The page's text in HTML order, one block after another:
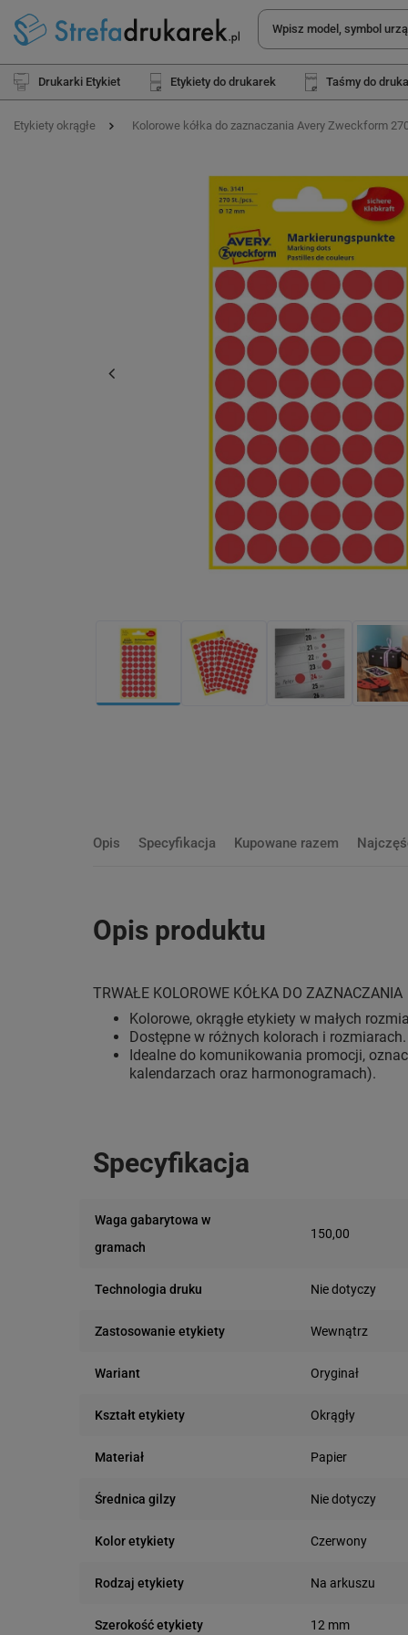
Drukarki Etykiet Etykiety do drukarek Taśmy do
Etykiety okrągłe Kolorowe kółka do zaznaczania Avery Zweckform
Opis Specyfikacja Kupowane razem
Opis produktu
TRWAŁE KOLOROWE KÓŁKA DO ZAZNACZANIA
Kolorowe, okrągłe etykiety w małych
Dostępne w różnych kolorach i rozmiarach.
Idealne do komunikowania promocji,
kalendarzach oraz harmonogramach).
Specyfikacja
Waga gabarytowa w
gramach
150,00
Technologia druku Nie dotyczy
Zastosowanie etykiety Wewnątrz
Wariant Oryginał
Kształt etykiety Okrągły
Materiał Papier
Średnica gilzy Nie dotyczy
Kolor etykiety Czerwony
Rodzaj etykiety Na arkuszu
Szerokość etykiety 12 mm